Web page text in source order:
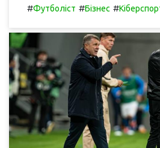
#Футболіст #Бізнес #